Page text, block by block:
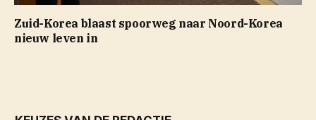
Zuid-Korea blaast spoorweg naar Noord-Korea
nieuw leven in